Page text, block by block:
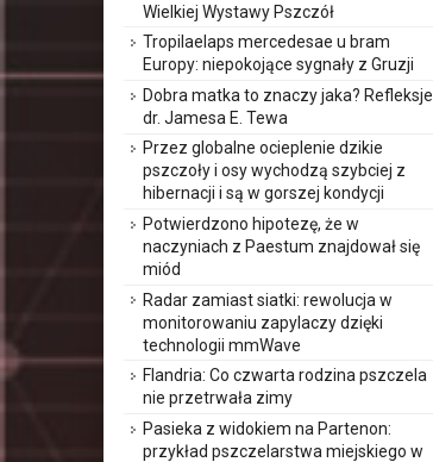
Wielkiej Wystawy Pszczół
Tropilaelaps mercedesae u bram
Europy: niepokojące sygnały z Gruzji
Dobra matka to znaczy jaka? Refleksje
dr. Jamesa E. Tewa
Przez globalne ocieplenie dzikie
pszczoły i osy wychodzą szybciej z
hibernacji i są w gorszej kondycji
Potwierdzono hipotezę, że w
naczyniach z Paestum znajdował się
miód
Radar zamiast siatki: rewolucja w
monitorowaniu zapylaczy dzięki
technologii mmWave
Flandria: Co czwarta rodzina pszczela
nie przetrwała zimy
Pasieka z widokiem na Partenon:
przykład pszczelarstwa miejskiego w